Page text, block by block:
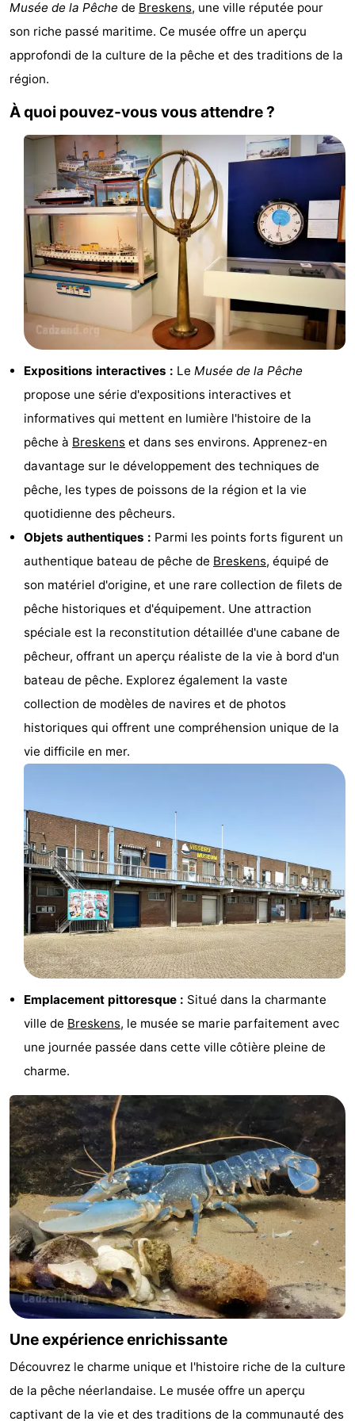
Resort
Nieuwvliet-
De
Meulinge
-
EuroParcs
Noordzee
Résidence
Cadzand-
Bad
Resort
Nieuwvliet-
Bad
Schoneveld
Strand
Resort
Nieuwvliet-
Bad
Waterdunen
Zeebad
Zonneweelde
-
Zwinhoeve
Hôtels
Last
minutes
Plages
Voir
faire
Lieux
d'intérêt
Musées
Monuments
Moulins
Points
de
Attractions
Terrains
de
jeux
Aires
jeux
intérieures
Bowling
Parcours
mini-
golf
Centres
bien-
être
Villages
villes
Nature
Sports
Piscines
-
Équitation
-
Terrains
de
golf
-
Surfen
-
Peche
Sportive
-
Equitation
Observation
des
phoques
Glossopètre
Boire
et
Événements
Musée de la Pêche de Breskens, une ville réputée pour
son riche passé maritime. Ce musée offre un aperçu
approfondi de la culture de la pêche et des traditions de la
région.
À quoi pouvez-vous vous attendre ?
Expositions interactives : Le Musée de la Pêche
propose une série d'expositions interactives et
informatives qui mettent en lumière l'histoire de la
pêche à Breskens et dans ses environs. Apprenez-en
davantage sur le développement des techniques de
pêche, les types de poissons de la région et la vie
quotidienne des pêcheurs.
Objets authentiques : Parmi les points forts figurent un
authentique bateau de pêche de Breskens, équipé de
son matériel d'origine, et une rare collection de filets de
pêche historiques et d'équipement. Une attraction
spéciale est la reconstitution détaillée d'une cabane de
pêcheur, offrant un aperçu réaliste de la vie à bord d'un
bateau de pêche. Explorez également la vaste
collection de modèles de navires et de photos
historiques qui offrent une compréhension unique de la
vie difficile en mer.
Emplacement pittoresque : Situé dans la charmante
ville de Breskens, le musée se marie parfaitement avec
une journée passée dans cette ville côtière pleine de
charme.
Une expérience enrichissante
Découvrez le charme unique et l'histoire riche de la culture
de la pêche néerlandaise. Le musée offre un aperçu
captivant de la vie et des traditions de la communauté des